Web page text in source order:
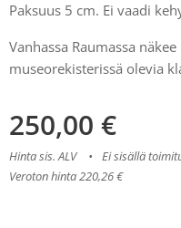
Paksuus 5 cm. Ei vaadi
Vanhassa Raumassa
museorekisterissä olevia
250,00 €
Hinta sis. ALV
Ei sisällä
Veroton hinta 220,26 €